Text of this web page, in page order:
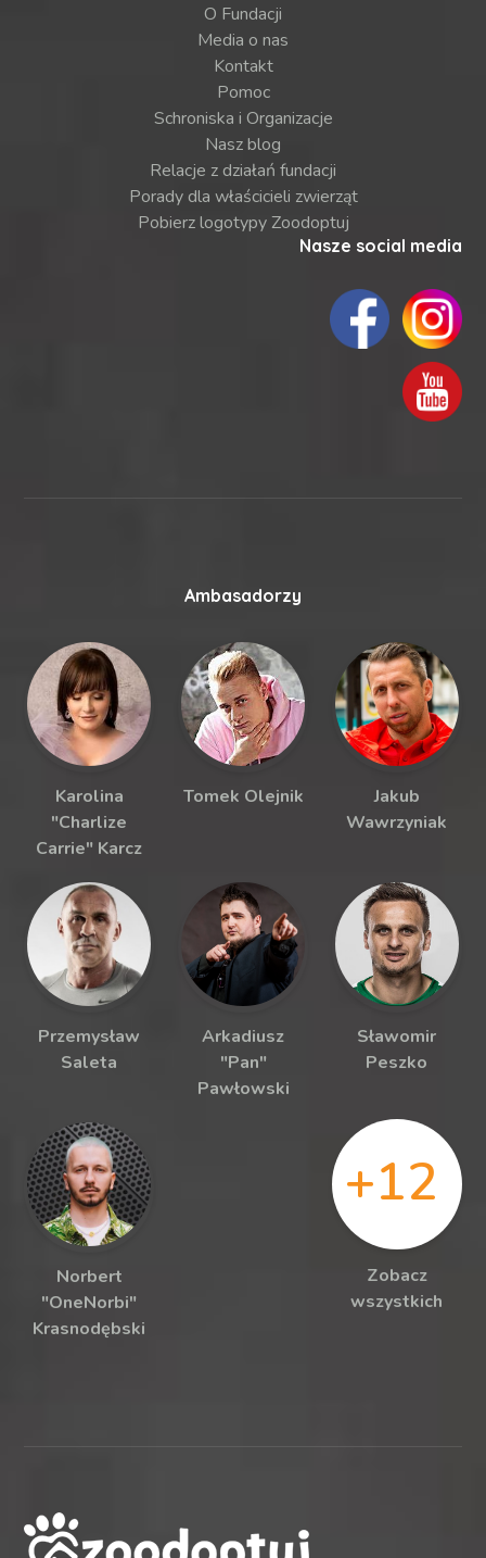
O Fundacji
Media o nas
Kontakt
Pomoc
Schroniska i Organizacje
Nasz blog
Relacje z działań fundacji
Porady dla właścicieli zwierząt
Pobierz logotypy Zoodoptuj
Nasze social media
Ambasadorzy
Karolina
"Charlize
Carrie" Karcz
Tomek Olejnik
Jakub
Wawrzyniak
Przemysław
Saleta
Arkadiusz
"Pan"
Pawłowski
Sławomir
Peszko
Norbert
"OneNorbi"
Krasnodębski
+12
Zobacz
wszystkich